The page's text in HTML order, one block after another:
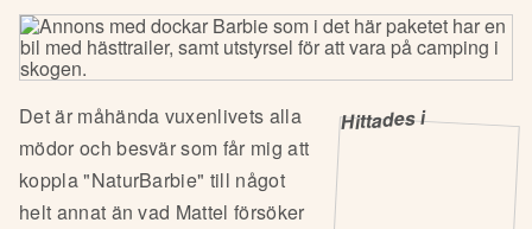
Hittades i
Det är måhända vuxenlivets alla
mödor och besvär som får mig att
koppla "NaturBarbie" till något
helt annat än vad Mattel försöker